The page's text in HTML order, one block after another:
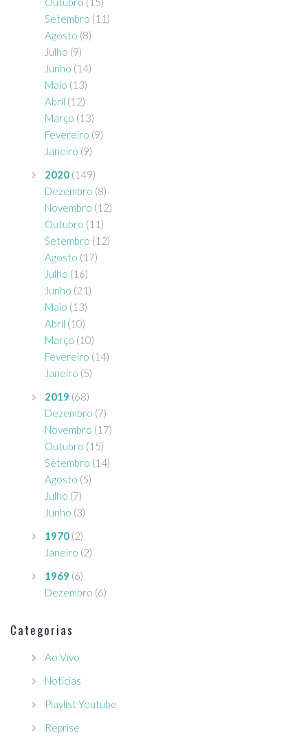
Setembro (11)
Agosto (8)
Julho (9)
Junho (14)
Maio (13)
Abril (12)
Março (13)
Fevereiro (9)
Janeiro (9)
2020 (149)
Dezembro (8)
Novembro (12)
Outubro (11)
Setembro (12)
Agosto (17)
Julho (16)
Junho (21)
Maio (13)
Abril (10)
Março (10)
Fevereiro (14)
Janeiro (5)
2019 (68)
Dezembro (7)
Novembro (17)
Outubro (15)
Setembro (14)
Agosto (5)
Julho (7)
Junho (3)
1970 (2)
Janeiro (2)
1969 (6)
Dezembro (6)
Categorias
Ao Vivo
Notícias
Playlist Youtube
Reprise